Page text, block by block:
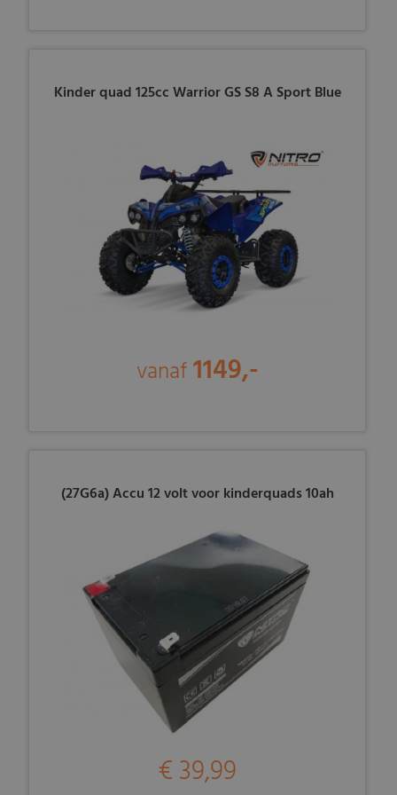
Kinder quad 125cc Warrior GS S8 A Sport Blue
vanaf1149,-
(27G6a) Accu 12 volt voor kinderquads 10ah
€ 39,99